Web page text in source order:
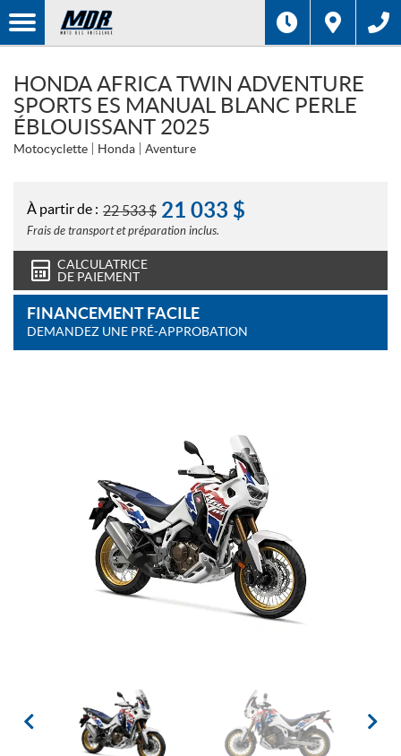
HONDA AFRICA TWIN ADVENTURE
SPORTS ES MANUAL BLANC PERLE
ÉBLOUISSANT 2025
Motocyclette Honda Aventure
À partir de : 22 533$ 21 033 $
Frais de transport et préparation inclus.
CALCULATRICE
DE PAIEMENT
FINANCEMENT FACILE
DEMANDEZ UNE PRÉ-APPROBATION